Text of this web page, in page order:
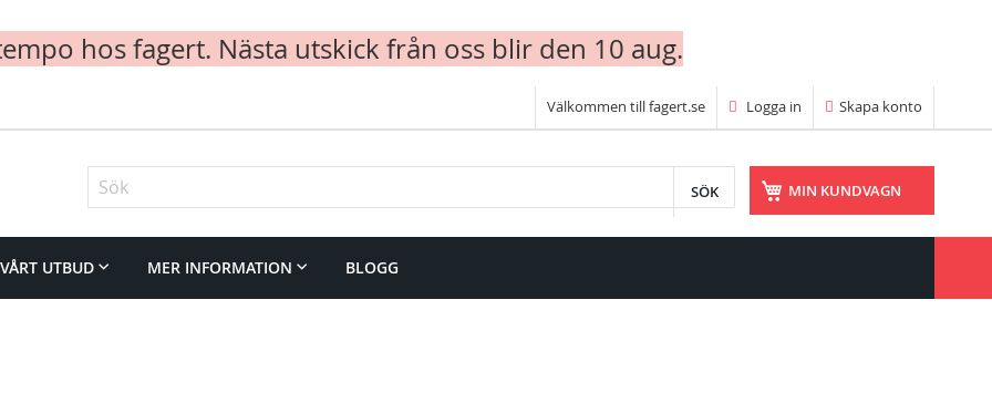
hos fagert. Nästa utskick från oss blir den 10 aug.
Välkommen till fagert.se Logga in Skapa konto
MIN KUNDVAGN
Sök
VÅRT UTBUD MER INFORMATION BLOGG